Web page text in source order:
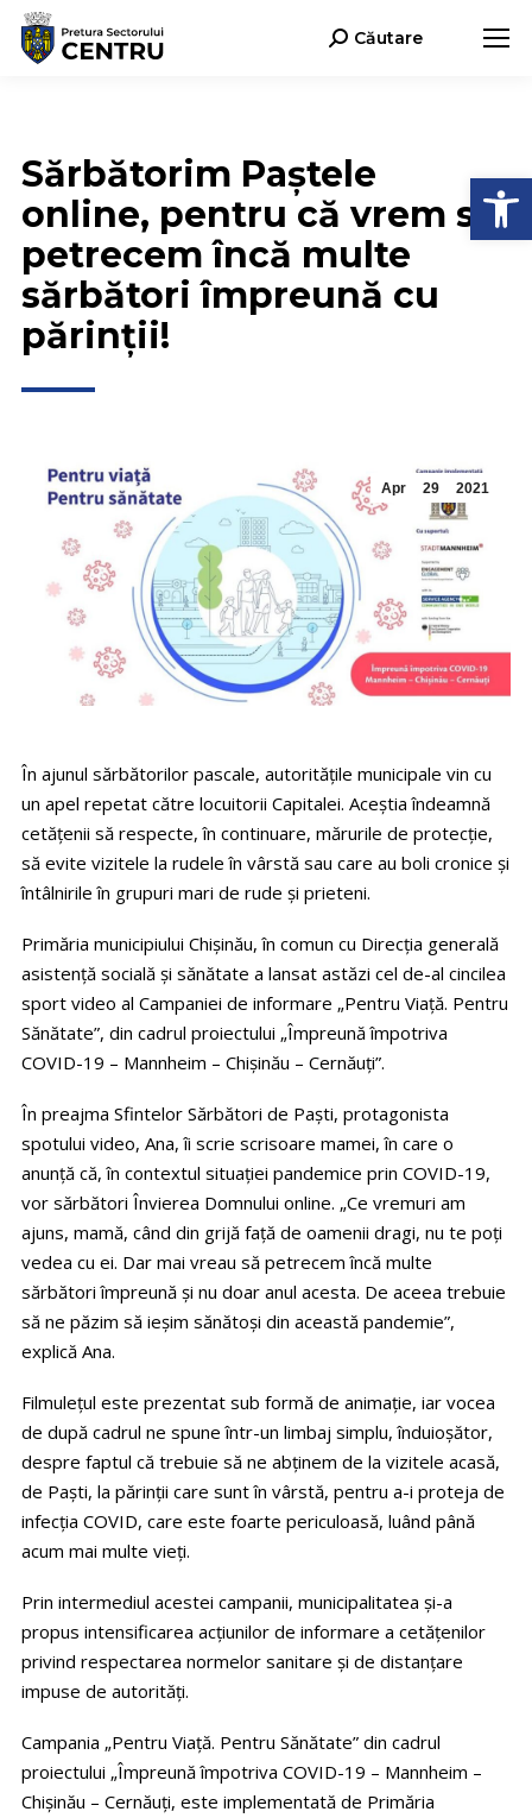
Search:Căutare
Sărbătorim Paștele
online, pentru că vrem să
petrecem încă multe
sărbători împreună cu
părinții!
Apr 29 2021
În ajunul sărbătorilor pascale, autoritățile municipale vin cu
un apel repetat către locuitorii Capitalei. Aceștia îndeamnă
cetățenii să respecte, în continuare, mărurile de protecție,
să evite vizitele la rudele în vârstă sau care au boli cronice și
întâlnirile în grupuri mari de rude și prieteni.
Primăria municipiului Chișinău, în comun cu Direcția generală
asistență socială și sănătate a lansat astăzi cel de-al cincilea
sport video al Campaniei de informare „Pentru Viață. Pentru
Sănătate”, din cadrul proiectului „Împreună împotriva
COVID-19 – Mannheim – Chișinău – Cernăuți”.
În preajma Sfintelor Sărbători de Paști, protagonista
spotului video, Ana, îi scrie scrisoare mamei, în care o
anunță că, în contextul situației pandemice prin COVID-19,
vor sărbători Învierea Domnului online. „Ce vremuri am
ajuns, mamă, când din grijă față de oamenii dragi, nu te poți
vedea cu ei. Dar mai vreau să petrecem încă multe
sărbători împreună și nu doar anul acesta. De aceea trebuie
să ne păzim să ieșim sănătoși din această pandemie”,
explică Ana.
Filmulețul este prezentat sub formă de animație, iar vocea
de după cadrul ne spune într-un limbaj simplu, înduioșător,
despre faptul că trebuie să ne abținem de la vizitele acasă,
de Paști, la părinții care sunt în vârstă, pentru a-i proteja de
infecția COVID, care este foarte periculoasă, luând până
acum mai multe vieți.
Prin intermediul acestei campanii, municipalitatea și-a
propus intensificarea acțiunilor de informare a cetățenilor
privind respectarea normelor sanitare și de distanțare
impuse de autorități.
Campania „Pentru Viață. Pentru Sănătate” din cadrul
proiectului „Împreună împotriva COVID-19 – Mannheim –
Chișinău – Cernăuți, este implementată de Primăria